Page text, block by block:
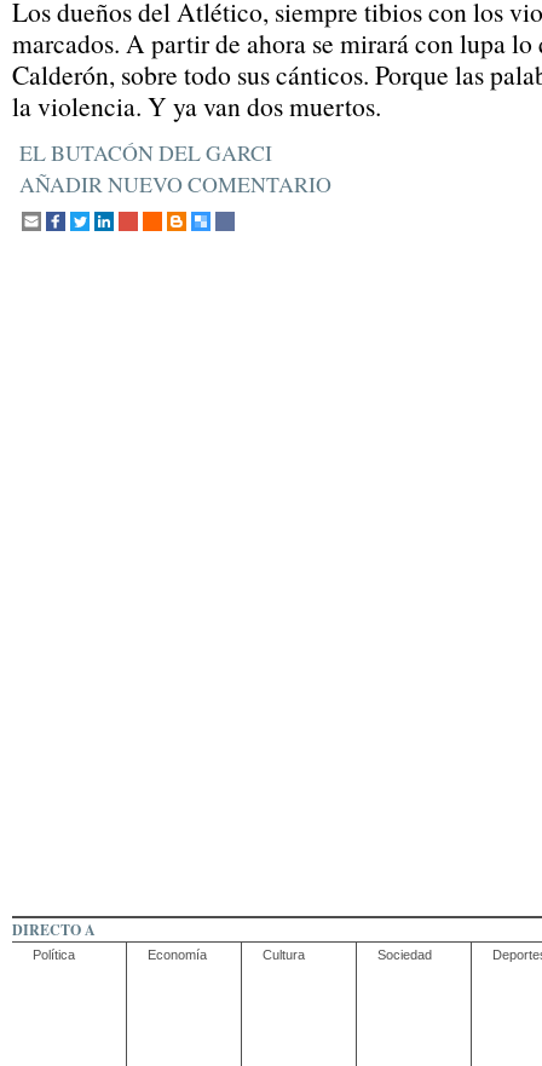
Los dueños del Atlético, siempre tibios con los
marcados. A partir de ahora se mirará con lupa lo
Calderón, sobre todo sus cánticos. Porque las
la violencia. Y ya van dos muertos.
EL BUTACÓN DEL GARCI
AÑADIR NUEVO COMENTARIO
DIRECTO A
Política Economía Cultura Sociedad